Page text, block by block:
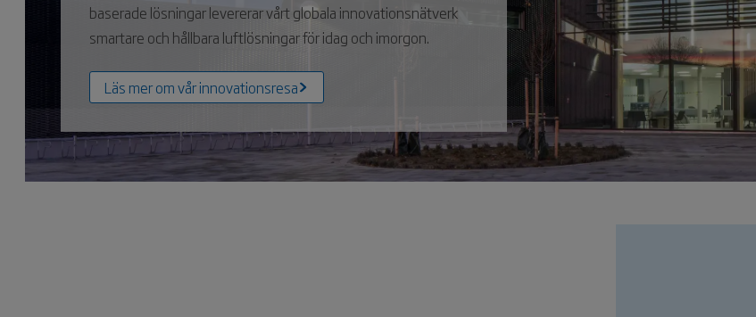
baserade lösningar levererar vårt globala innovationsnätverk
smartare och hållbara luftlösningar för idag och imorgon.
Läs mer om vår innovationsresa